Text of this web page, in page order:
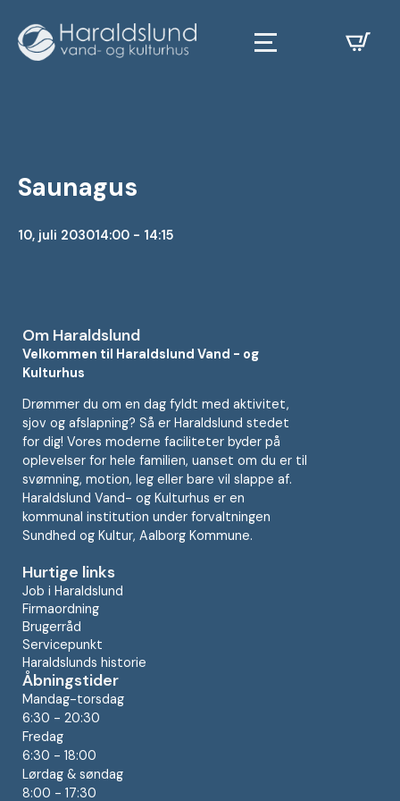
Saunagus
10, juli 203014:00 - 14:15
Om Haraldslund
Velkommen til Haraldslund Vand - og
Kulturhus
Drømmer du om en dag fyldt med aktivitet,
sjov og afslapning? Så er Haraldslund stedet
for dig! Vores moderne faciliteter byder på
oplevelser for hele familien, uanset om du er til
svømning, motion, leg eller bare vil slappe af.
Haraldslund Vand- og Kulturhus er en
kommunal institution under forvaltningen
Sundhed og Kultur, Aalborg Kommune.
Hurtige links
Job i Haraldslund
Firmaordning
Brugerråd
Servicepunkt
Haraldslunds historie
Åbningstider
Mandag-torsdag
6:30 - 20:30
Fredag
6:30 - 18:00
Lørdag & søndag
8:00 - 17:30